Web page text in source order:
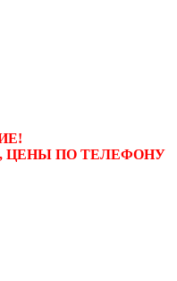
ЦЕНЫ ПО ТЕЛЕФОНУ